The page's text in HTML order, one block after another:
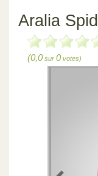
Aralia
(0,0sur 0votes)